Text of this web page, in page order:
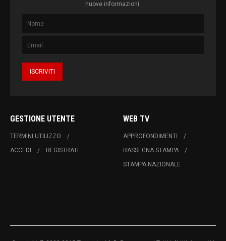
nuove informazioni.
GESTIONE UTENTE
TERMINI UTILIZZO
ACCEDI
REGISTRATI
WEB TV
APPROFONDIMENTI
RASSEGNA STAMPA
STAMPA NAZIONALE